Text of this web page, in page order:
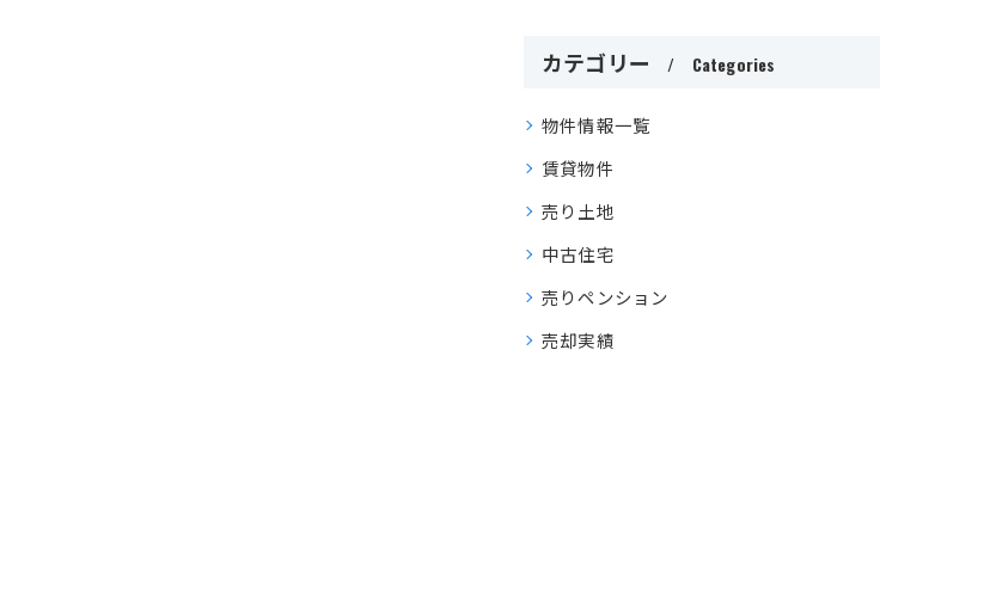
カテゴリー Categories
物件情報一覧
賃貸物件
売り土地
中古住宅
売りペンション
売却実績